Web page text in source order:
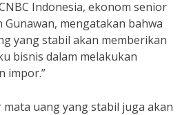
Indonesia, ekonom senior
mengatakan bahwa
yang stabil akan memberikan
bisnis dalam melakukan
impor.”
uang yang stabil juga akan